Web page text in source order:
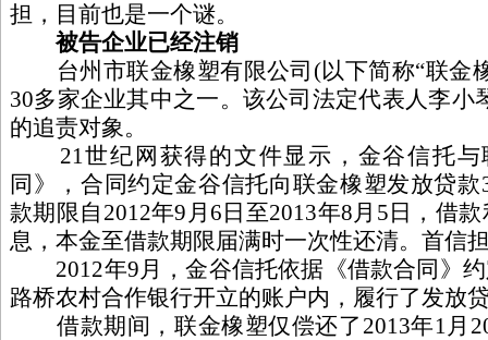
担，目前也是一个谜。
被告企业已经注销
台州市联金橡塑有限公司(以下简称“联金
30多家企业其中之一。该公司法定代表人李小
的追责对象。
21世纪网获得的文件显示，金谷信托与
同》，合同约定金谷信托向联金橡塑发放贷
款期限自2012年9月6日至2013年8月5日，借
息，本金至借款期限届满时一次性还清。首信
2012年9月，金谷信托依据《借款合同》约
路桥农村合作银行开立的账户内，履行了发放
借款期间，联金橡塑仅偿还了2013年1月